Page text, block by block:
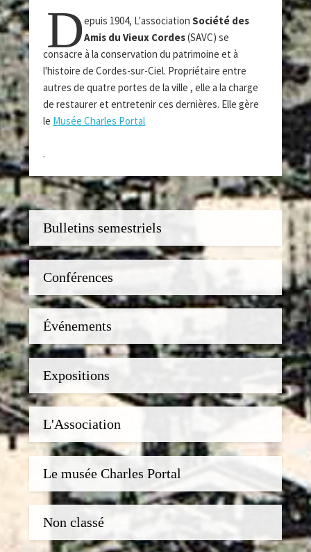
Depuis 1904, L'associationSociété des
Amis du Vieux Cordes(SAVC) se
consacre à la conservation du patrimoine et à
l'histoire de Cordes-sur-Ciel. Propriétaire entre
autres de quatre portes de la ville , elle a la charge
de restaurer et entretenir ces dernières. Elle gère
le Musée Charles Portal
.
Bulletins semestriels
Conférences
Événements
Expositions
L'Association
Le musée Charles Portal
Non classé